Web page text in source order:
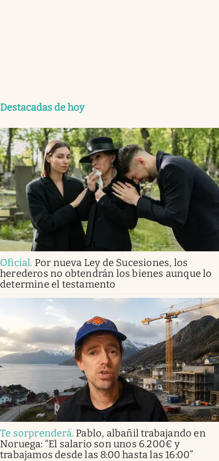
Destacadas de hoy
Oficial. Por nueva Ley de Sucesiones, los
herederos no obtendrán los bienes aunque lo
determine el testamento
Te sorprenderá. Pablo, albañil trabajando en
Noruega: “El salario son unos 6.200€ y
trabajamos desde las 8:00 hasta las 16:00”